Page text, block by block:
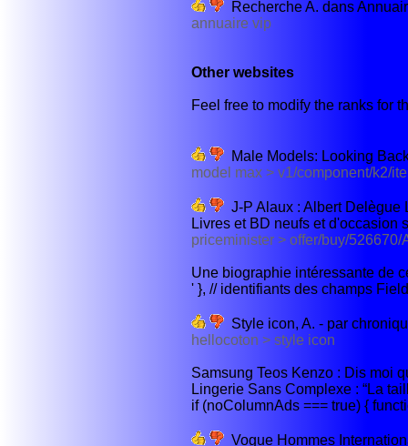
Recherche A. dans
annuaire vip
Other websites
Feel free to modify the ranks for
Male Models: Looking
model max > v1/component/k2/
J-P Alaux : Albert Delègue
Livres et BD neufs et d'occasion
priceminister > offer/buy/526670/
Une biographie intéressante de
' }, // identifiants des champs
Style icon, A. - par
hellocoton > style icon
Samsung Teos Kenzo : Dis moi
Lingerie Sans Complexe : “La
if (noColumnAds === true) {
Vogue Hommes